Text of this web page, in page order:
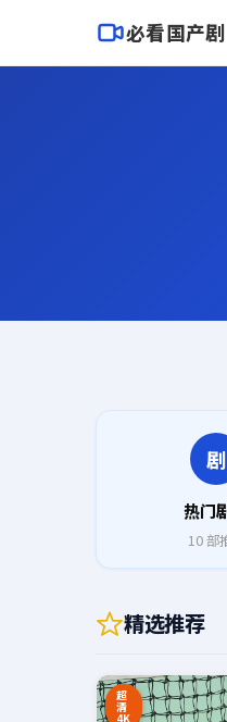
必看国产剧
剧
热门
10部
精选推荐
超
清
4K